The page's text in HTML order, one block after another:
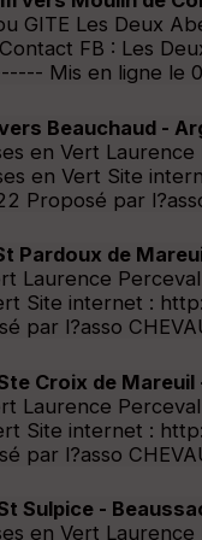
GITE Les Deux
FB : Les
Mis en ligne le
vers Beauchaud -
en Vert
en Vert Site
par
Pardoux de
Laurence
Site internet
par l?asso
Croix de
Laurence
Site internet
par l?asso
Sulpice -
en Vert